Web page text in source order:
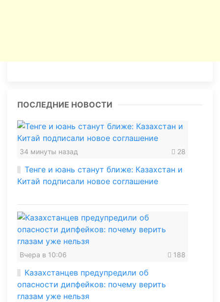
ПОСЛЕДНИЕ НОВОСТИ
34 минуты назад 28
Тенге и юань станут ближе: Казахстан и
Китай подписали новое соглашение
Вчера в 10:06 188
Казахстанцев предупредили об
опасности дипфейков: почему верить
глазам уже нельзя